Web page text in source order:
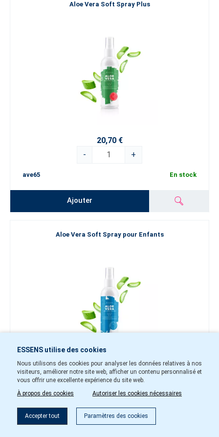
Aloe Vera Soft Spray Plus
20,70 €
-
+
ave65 En stock
Ajouter
Aloe Vera Soft Spray pour Enfants
20,70 €
-
+
ESSENS utilise des cookies
Nous utilisons des cookies pour analyser les données relatives à nos
visiteurs, améliorer notre site web, afficher un contenu personnalisé et
vous offrir une excellente expérience du site web.
À propos des cookies
Autoriser les cookies nécessaires
Accepter tout Paramètres des cookies